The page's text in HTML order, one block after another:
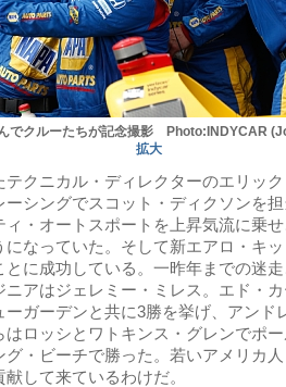
でクルーたちが記念撮影 Photo:INDYCAR
拡大
クニカル・ディレクターのエリッ
シングでスコット・ディクソンを
ィ・オートスポートを上昇気流に乗
になっていた。そして新エアロ・キ
に成功している。一昨年までの迷
ニアはジェレミー・ミレス。エド・
ーガーデンと共に3勝を挙げ、アンド
はロッシとワトキンス・グレンでポ
グ・ビーチで勝った。若いアメリカ
して来ているわけだ。